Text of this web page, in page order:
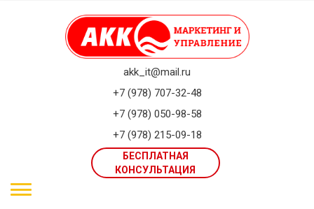
akk_it@mail.ru
+7 (978) 707-32-48
+7 (978) 050-98-58
+7 (978) 215-09-18
БЕСПЛАТНАЯ
КОНСУЛЬТАЦИЯ